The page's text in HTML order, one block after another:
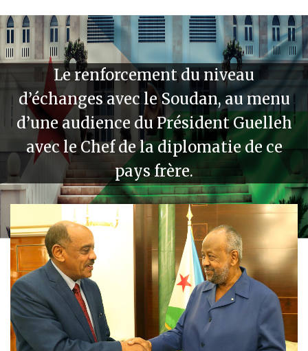
Le renforcement du niveau
d’échanges avec le Soudan, au menu
d’une audience du Président Guelleh
avec le Chef de la diplomatie de ce
pays frère.